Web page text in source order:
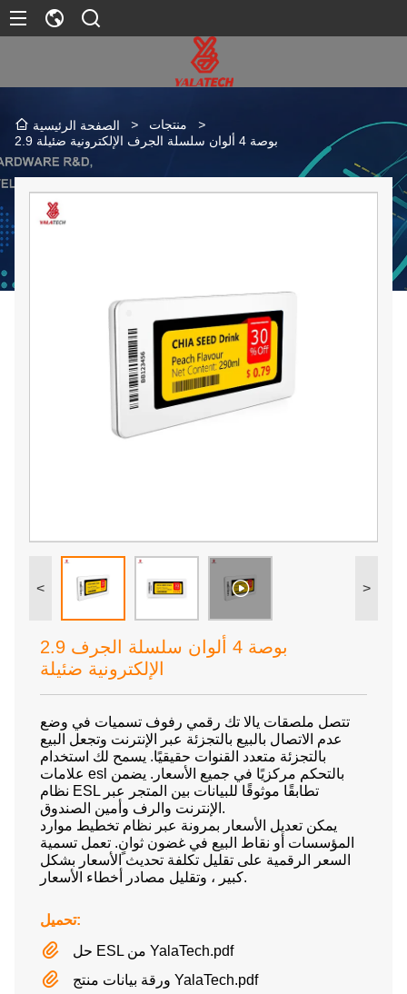
الصفحة الرئيسية > منتجات
>
2.9 بوصة 4 ألوان سلسلة الجرف الإلكترونية ضئيلة
< >
2.9 بوصة 4 ألوان سلسلة الجرف
الإلكترونية ضئيلة
تتصل ملصقات يالا تك رقمي رفوف تسميات في وضع
عدم الاتصال بالبيع بالتجزئة عبر الإنترنت وتجعل البيع
بالتجزئة متعدد القنوات حقيقيًا. يسمح لك استخدام
علامات esl بالتحكم مركزيًا في جميع الأسعار. يضمن
نظام ESL تطابقًا موثوقًا للبيانات بين المتجر عبر
الإنترنت والرف وأمين الصندوق.
يمكن تعديل الأسعار بمرونة عبر نظام تخطيط موارد
المؤسسات أو نقاط البيع في غضون ثوانٍ. تعمل تسمية
السعر الرقمية على تقليل تكلفة تحديث الأسعار بشكل
كبير ، وتقليل مصادر أخطاء الأسعار.
تحميل:
حل ESL من YalaTech.pdf
ورقة بيانات منتج YalaTech.pdf